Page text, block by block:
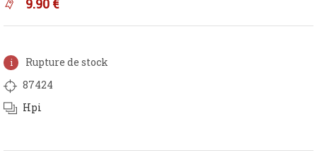
Rupture de stock
87424
Hpi